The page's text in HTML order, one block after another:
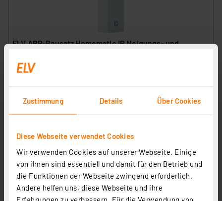
Zustimmung Details Über Cookies
Diese Webseite verwendet Cookies
Wir verwenden Cookies auf unserer Webseite. Einige
von ihnen sind essentiell und damit für den Betrieb und
die Funktionen der Webseite zwingend erforderlich.
Andere helfen uns, diese Webseite und ihre
Erfahrungen zu verbessern. Für die Verwendung von
ELV ARR-Bausatz Homematic IP Neigungs- und
Artikel-Nr. 154555
39,95 €